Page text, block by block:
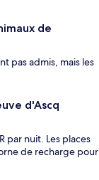
de
pas admis, mais les
d'Ascq
par nuit. Les places
de recharge pour